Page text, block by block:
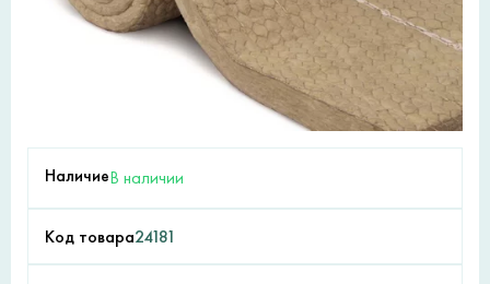
НаличиеВ наличии
Код товара24181